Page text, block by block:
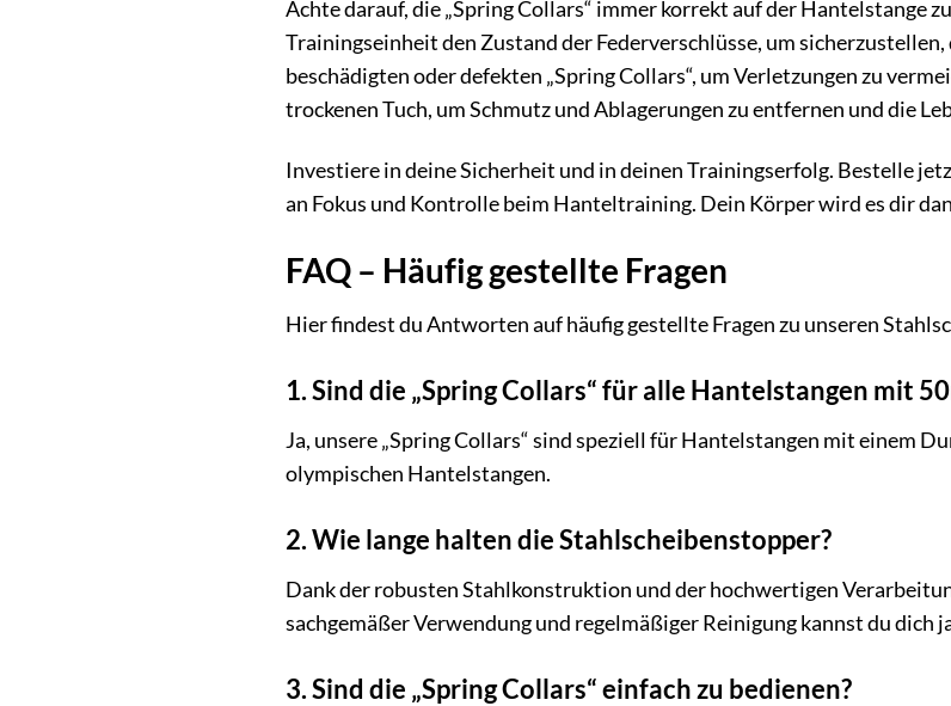
Achte darauf, die „Spring Collars“ immer korrekt auf der Hantelstange
Trainingseinheit den Zustand der Federverschlüsse, um
beschädigten oder defekten „Spring Collars“, um Verletzungen zu
trockenen Tuch, um Schmutz und Ablagerungen zu entfernen und die
Investiere in deine Sicherheit und in deinen Trainingserfolg. Bestelle
an Fokus und Kontrolle beim Hanteltraining. Dein Körper wird es dir
FAQ – Häufig gestellte Fragen
Hier findest du Antworten auf häufig gestellte Fragen zu unseren
1. Sind die „Spring Collars“ für alle Hantelstangen mit
Ja, unsere „Spring Collars“ sind speziell für Hantelstangen mit einem
olympischen Hantelstangen.
2. Wie lange halten die Stahlscheibenstopper?
Dank der robusten Stahlkonstruktion und der hochwertigen
sachgemäßer Verwendung und regelmäßiger Reinigung kannst du dich
3. Sind die „Spring Collars“ einfach zu bedienen?